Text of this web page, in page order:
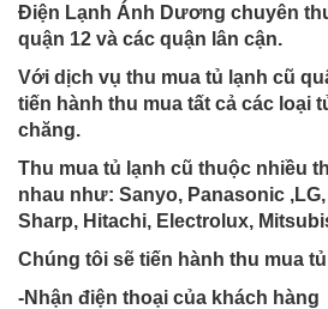
Điện Lạnh Ánh Dương chuyên
quận 12 và các quận lân cận.
Với dịch vụ thu mua tủ lạnh cũ
tiến hành thu mua tất cả các loại
chăng.
Thu mua tủ lạnh cũ thuộc nhiều
nhau như: Sanyo, Panasonic
Sharp, Hitachi, Electrolux,
Chúng tôi sẽ tiến hành thu mua
-Nhận điện thoại của khách hàng